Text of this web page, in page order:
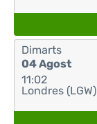
Dimarts
04 Agost
11:02
Londres (LGW)